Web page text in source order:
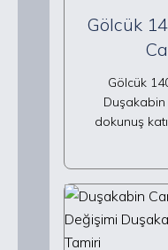
Gölcük
Gölcük
dokunuş